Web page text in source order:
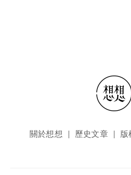
頁尾選單關於想想 歷史文章 版